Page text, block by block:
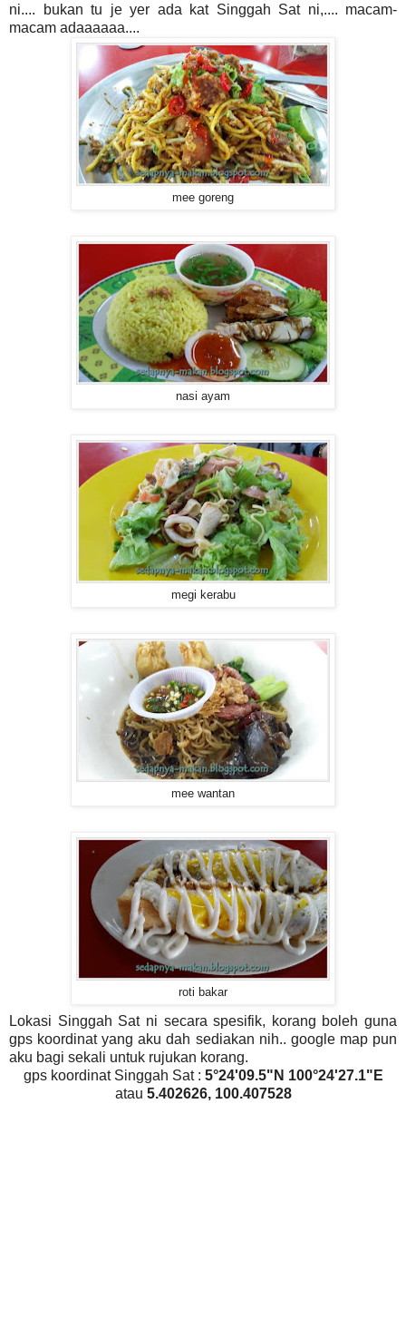
ni.... bukan tu je yer ada kat Singgah Sat ni,.... macam-
macam adaaaaaa....
mee goreng
nasi ayam
megi kerabu
mee wantan
roti bakar
Lokasi Singgah Sat ni secara spesifik, korang boleh guna
gps koordinat yang aku dah sediakan nih.. google map pun
aku bagi sekali untuk rujukan korang.
gps koordinat Singgah Sat : 5°24'09.5"N 100°24'27.1"E
atau 5.402626, 100.407528